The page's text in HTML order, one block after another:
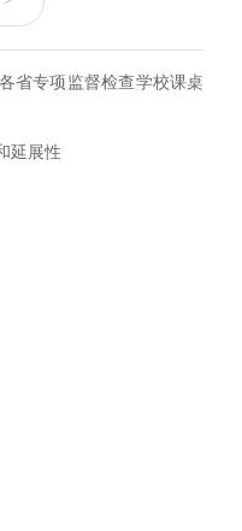
省专项监督检查学校课桌
延展性